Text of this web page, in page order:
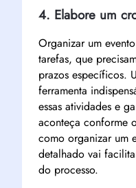
4. Elabore um
Organizar um
tarefas, que
prazos específicos.
ferramenta
essas atividades e
aconteça conforme
como organizar um
detalhado vai
do processo.